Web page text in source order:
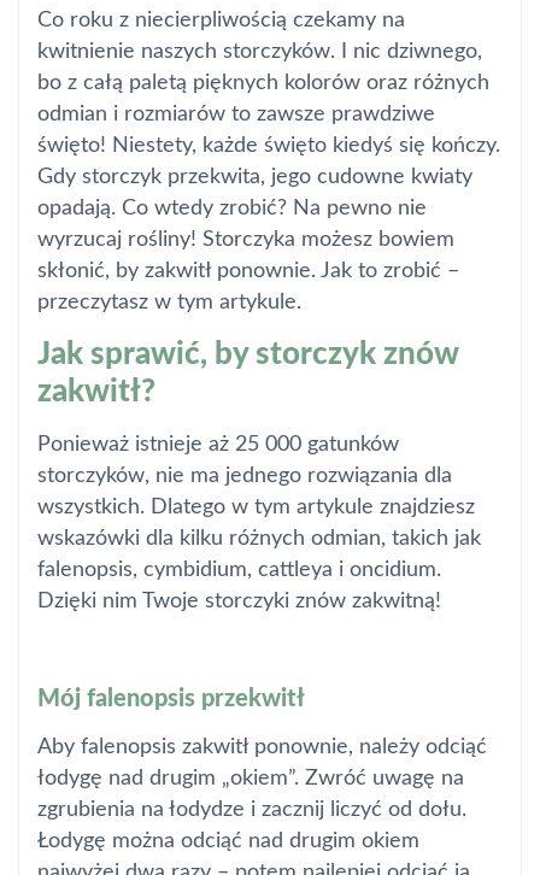
Co roku z niecierpliwością czekamy na
kwitnienie naszych storczyków. I nic dziwnego,
bo z całą paletą pięknych kolorów oraz różnych
odmian i rozmiarów to zawsze prawdziwe
święto! Niestety, każde święto kiedyś się kończy.
Gdy storczyk przekwita, jego cudowne kwiaty
opadają. Co wtedy zrobić? Na pewno nie
wyrzucaj rośliny! Storczyka możesz bowiem
skłonić, by zakwitł ponownie. Jak to zrobić –
przeczytasz w tym artykule.
Jak sprawić, by storczyk znów
zakwitł?
Ponieważ istnieje aż 25 000 gatunków
storczyków, nie ma jednego rozwiązania dla
wszystkich. Dlatego w tym artykule znajdziesz
wskazówki dla kilku różnych odmian, takich jak
falenopsis, cymbidium, cattleya i oncidium.
Dzięki nim Twoje storczyki znów zakwitną!
Mój falenopsis przekwitł
Aby falenopsis zakwitł ponownie, należy odciąć
łodygę nad drugim „okiem”. Zwróć uwagę na
zgrubienia na łodydze i zacznij liczyć od dołu.
Łodygę można odciąć nad drugim okiem